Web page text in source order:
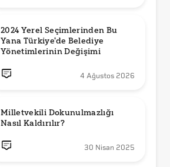
2024 Yerel Seçimlerinden Bu
Yana Türkiye'de Belediye
Yönetimlerinin Değişimi
4 Ağustos 2026
Milletvekili Dokunulmazlığı
Nasıl Kaldırılır?
30 Nisan 2025